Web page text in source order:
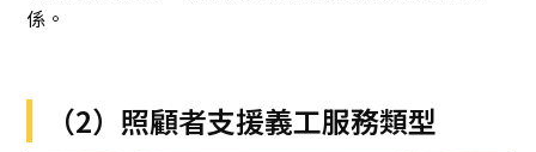
係。
（2）照顧者支援義工服務類型